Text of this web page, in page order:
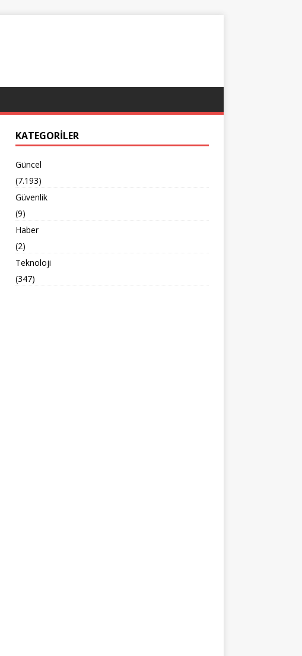
KATEGORILER
Güncel
(7.193)
Güvenlik
(9)
Haber
(2)
Teknoloji
(347)